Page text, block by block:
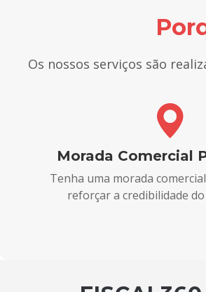
Os nossos serviços são
Morada Comercial
Tenha uma morada
reforçar a credibilidade